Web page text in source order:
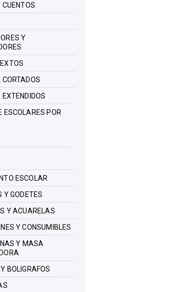
CUENTOS
Y
CORTADOS
EXTENDIDOS
ESCOLARES POR
ESCOLAR
Y GODETES
Y ACUARELAS
Y CONSUMIBLES
Y MASA
BOLIGRAFOS